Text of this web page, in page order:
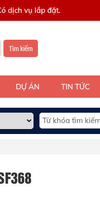
dịch vụ lắp đặt.
Tìm kiếm
DỰ ÁN TIN TỨC